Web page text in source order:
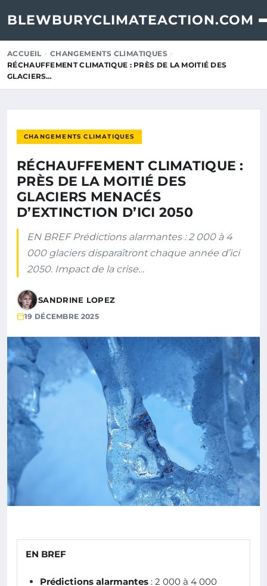
BLEWBURYCLIMATEACTION.COM
ACCUEIL
CHANGEMENTS CLIMATIQUES
RÉCHAUFFEMENT CLIMATIQUE : PRÈS DE LA MOITIÉ DES
GLACIERS…
CHANGEMENTS CLIMATIQUES
RÉCHAUFFEMENT CLIMATIQUE :
PRÈS DE LA MOITIÉ DES
GLACIERS MENACÉS
D’EXTINCTION D’ICI 2050
EN BREF Prédictions alarmantes : 2 000 à 4
000 glaciers disparaîtront chaque année d’ici
2050. Impact de la crise…
SANDRINE LOPEZ
19 DÉCEMBRE 2025
EN BREF
Prédictions alarmantes : 2 000 à 4 000